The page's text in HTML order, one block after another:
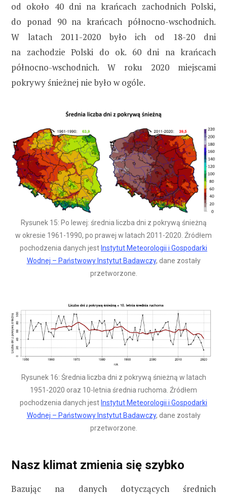
od około 40 dni na krańcach zachodnich Polski,
do ponad 90 na krańcach północno-wschodnich.
W latach 2011-2020 było ich od 18-20 dni
na zachodzie Polski do ok. 60 dni na krańcach
północno-wschodnich. W roku 2020 miejscami
pokrywy śnieżnej nie było w ogóle.
Rysunek 15: Po lewej: średnia liczba dni z pokrywą śnieżną
w okresie 1961-1990, po prawej w latach 2011-2020. Źródłem
pochodzenia danych jest Instytut Meteorologii i Gospodarki
Wodnej – Państwowy Instytut Badawczy, dane zostały
przetworzone.
Rysunek 16: Średnia liczba dni z pokrywą śnieżną w latach
1951-2020 oraz 10-letnia średnia ruchoma. Źródłem
pochodzenia danych jest Instytut Meteorologii i Gospodarki
Wodnej – Państwowy Instytut Badawczy, dane zostały
przetworzone.
Nasz klimat zmienia się szybko
Bazując na danych dotyczących średnich